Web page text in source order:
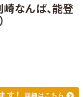
崎なんば、能登